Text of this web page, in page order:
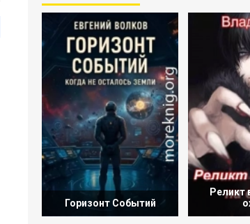
Горизонт Событий
Реликт